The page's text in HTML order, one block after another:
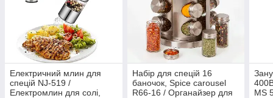
Електричний млин для
спецій NJ-519 /
Електромлин для солі,
Набір для спецій 16
баночок, Spice carousel
R66-16 / Органайзер для
MS